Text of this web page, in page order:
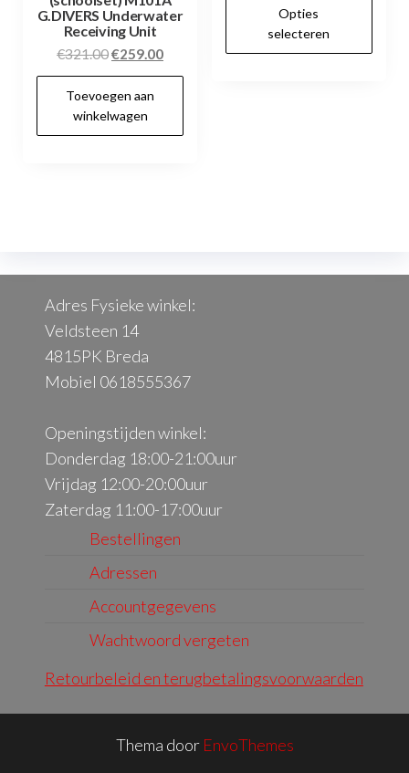
G.DIVERS Underwater
Receiving Unit
€321.00Oorspronkelijke
prijs
was:
€321.00.
€259.00Huidige
prijs
Toevoegen aan
winkelwagen
Opties
selecteren
Adres Fysieke winkel:
Veldsteen 14
4815PK Breda
Mobiel 0618555367
Openingstijden winkel:
Donderdag 18:00-21:00uur
Vrijdag 12:00-20:00uur
Zaterdag 11:00-17:00uur
Bestellingen
Adressen
Accountgegevens
Wachtwoord vergeten
Retourbeleid en terugbetalingsvoorwaarden
Thema door EnvoThemes